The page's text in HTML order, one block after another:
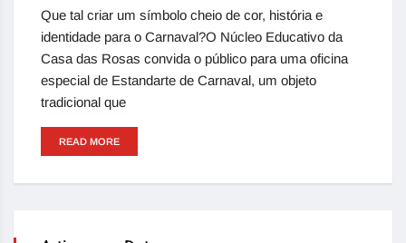
Que tal criar um símbolo cheio de cor, história e
identidade para o Carnaval?O Núcleo Educativo da
Casa das Rosas convida o público para uma oficina
especial de Estandarte de Carnaval, um objeto
tradicional que
READ MORE